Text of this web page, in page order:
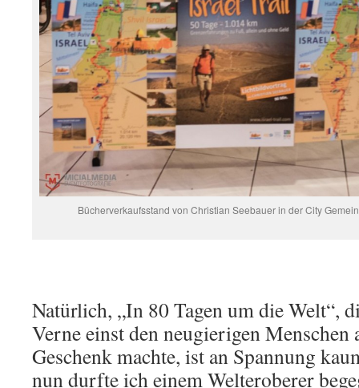
Bücherverkaufsstand von Christian Seebauer in der City
Natürlich, „In 80 Tagen um die Welt“,
Verne einst den neugierigen Menschen
Geschenk machte, ist an Spannung
nun durfte ich einem Welteroberer